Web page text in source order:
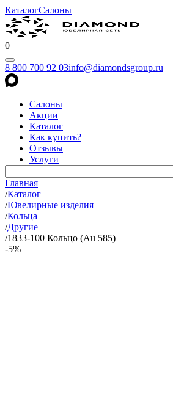
КаталогСалоны
0
8 800 700 92 03info@diamondsgroup.ru
Салоны
Акции
Каталог
Как купить?
Отзывы
Услуги
Главная
/Каталог
/Ювелирные изделия
/Кольца
/Другие
/1833-100 Кольцо (Au 585)
-5%